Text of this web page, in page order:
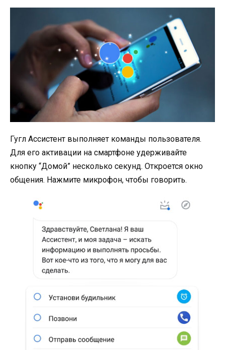
Гугл Ассистент выполняет команды пользователя.
Для его активации на смартфоне удерживайте
кнопку “Домой” несколько секунд. Откроется окно
общения. Нажмите микрофон, чтобы говорить.